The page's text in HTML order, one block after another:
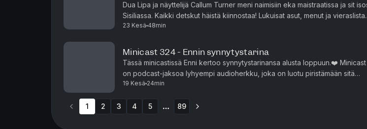
Dua Lipa ja näyttelijä Callum Turner meni naimisiin eka maistraatissa ja sit
Sisiliassa. Kaikki detskut häistä kiinnostaa! Lukuisat asut, menut ja vieraslista.
Beckhamin perheen musta lammas, e...
23 Kesä 48min
Minicast 324 - Ennin synnytystarina
Tässä minicastissä Enni kertoo synnytystarinansa alusta loppuun.❤️ Minicast
on podcast-jaksoa lyhyempi audioherkku, joka on luotu piristämään sitä
hetkeä, kun aikasi ei riitä pitkään, yhtäjaksoiseen ...
19 Kesä 24min
1 2 3 4 5 89